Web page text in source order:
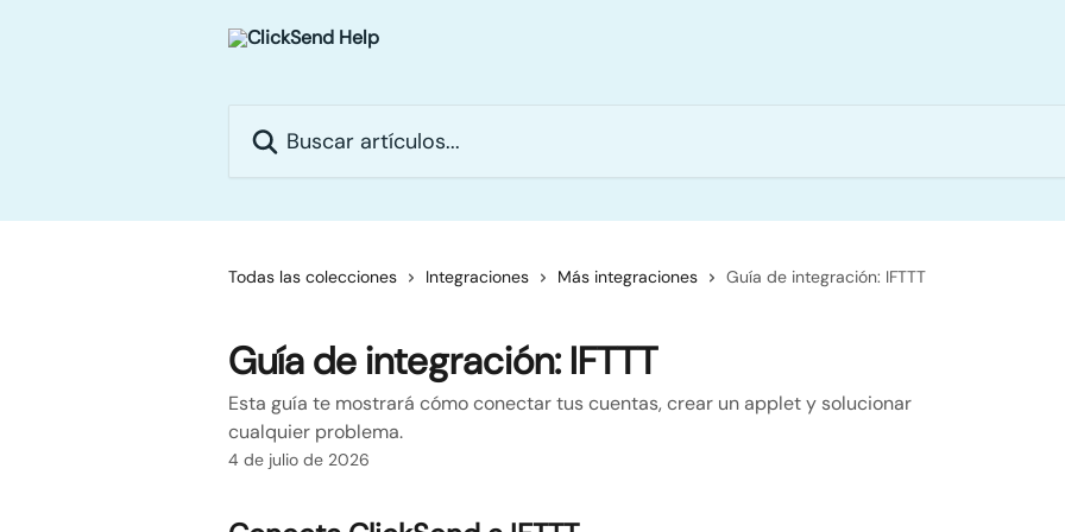
Todas las colecciones Integraciones Más integraciones Guía de integración: IFTTT
Guía de integración: IFTTT
Esta guía te mostrará cómo conectar tus cuentas, crear un applet y solucionar
cualquier problema.
4 de julio de 2026